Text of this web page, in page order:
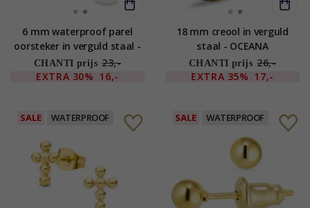
6 mm waterproof parel
oorsteker in verguld staal -
OCEANA
CHANTI prijs 23,-
EXTRA 30% 16,-
18 mm creool in verguld
staal - OCEANA
CHANTI prijs 26,-
EXTRA 35% 17,-
SALE WATERPROOF SALE WATERPROOF